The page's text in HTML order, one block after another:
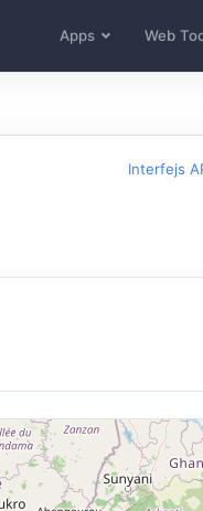
Apps Web
Interfejs